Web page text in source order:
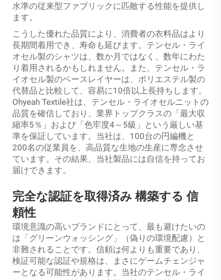
水準の従来型ファブリックに匹敵する性能を提供し
ます。
こうした優れた品質により、消費者の衣料品はより
長期間着用でき、寿命も延びます。テンセル・ライ
オセル製のシャツは、数か月ではなく、数年にわた
り着用されるかもしれません。また、テンセル・ラ
イオセル製のベースレイヤーは、ポリエステル製の
代替品と比較して、容易に10倍以上長持ちします。
Ohyeah Textile社は、テンセル・ライオセルニットの
品質を確信しており、業界トップクラスの「最大収
縮率5％」および「色牢度4～5級」という厳しい基
準を保証しています。当社は、100台の円編機と
200名の従業員を、高品質な生地の生産に専念させ
ています。その結果、当社製品には自信を持ってお
届けできます。
完全な認証を取得済み 構築する信
頼性
環境意識の高いブランドにとって、最も避けたいの
は「グリーンウォッシング」（偽りの環境配慮）と
非難されることです。信頼は何よりも重要であり、
検証可能な認証や規格は、まさにゲームチェンジャ
ーとなる可能性があります。当社のテンセル・ライ